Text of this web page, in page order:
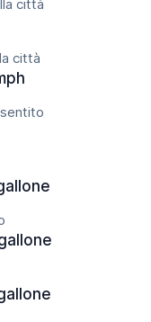
città
città